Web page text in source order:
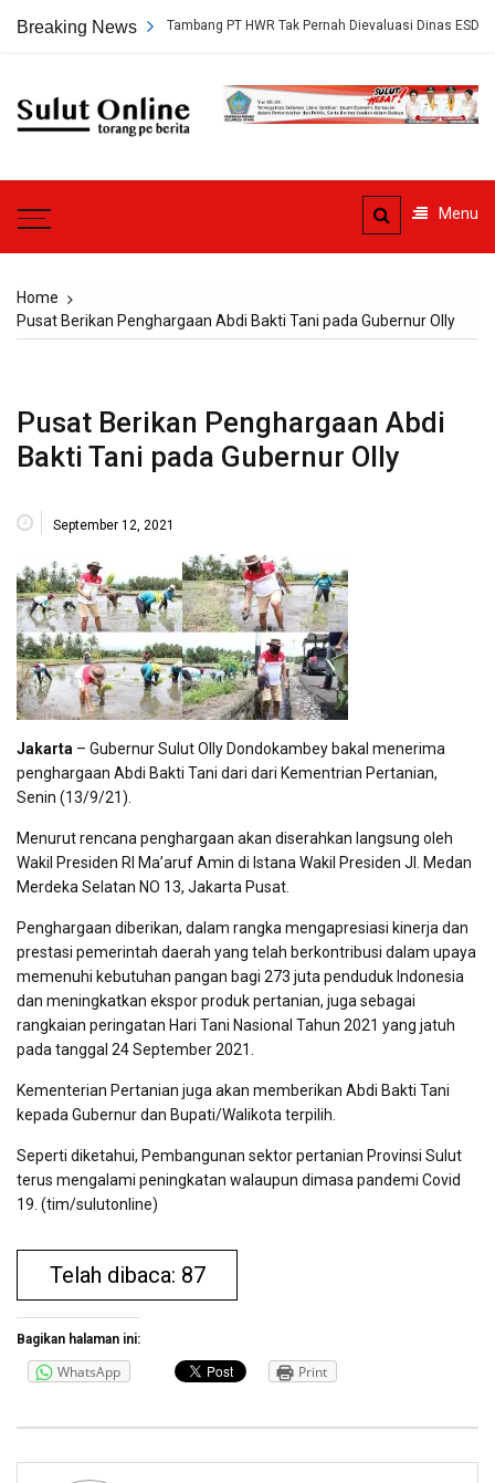
Breaking News
Persetujuan Tambang PT HWR Tak Pernah Dievaluasi Dinas ESDM
Sulut
Menu
Home
Pusat Berikan Penghargaan Abdi Bakti Tani pada Gubernur Olly
Pusat Berikan Penghargaan Abdi
Bakti Tani pada Gubernur Olly
September 12, 2021
Jakarta – Gubernur Sulut Olly Dondokambey bakal menerima
penghargaan Abdi Bakti Tani dari dari Kementrian Pertanian,
Senin (13/9/21).
Menurut rencana penghargaan akan diserahkan langsung oleh
Wakil Presiden RI Ma’aruf Amin di Istana Wakil Presiden JI. Medan
Merdeka Selatan NO 13, Jakarta Pusat.
Penghargaan diberikan, dalam rangka mengapresiasi kinerja dan
prestasi pemerintah daerah yang telah berkontribusi dalam upaya
memenuhi kebutuhan pangan bagi 273 juta penduduk Indonesia
dan meningkatkan ekspor produk pertanian, juga sebagai
rangkaian peringatan Hari Tani Nasional Tahun 2021 yang jatuh
pada tanggal 24 September 2021.
Kementerian Pertanian juga akan memberikan Abdi Bakti Tani
kepada Gubernur dan Bupati/Walikota terpilih.
Seperti diketahui, Pembangunan sektor pertanian Provinsi Sulut
terus mengalami peningkatan walaupun dimasa pandemi Covid
19. (tim/sulutonline)
Telah dibaca: 87
Bagikan halaman ini:
WhatsApp Print